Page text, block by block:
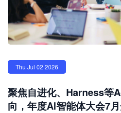
Thu Jul 02 2026
聚焦自进化、Harness等
向，年度AI智能体大会7